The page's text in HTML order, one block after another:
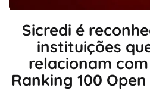
Sicredi é
instituições
relacionam
Ranking 100